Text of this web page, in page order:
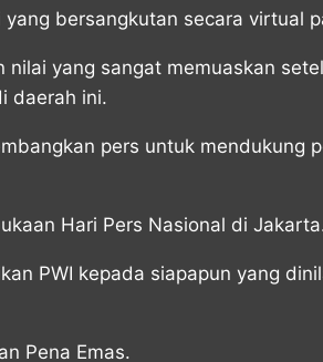
bersangkutan secara virtual
yang sangat memuaskan
daerah ini.
pers untuk mendukung
Hari Pers Nasional di
PWI kepada siapapun yang
Pena Emas.